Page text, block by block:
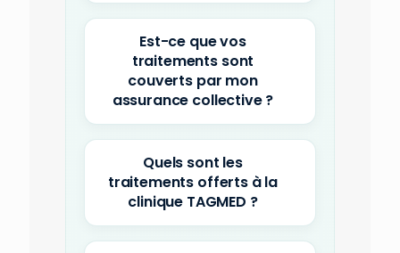
Est-ce que vos
traitements sont
couverts par mon
assurance collective ?
Quels sont les
traitements offerts à la
clinique TAGMED ?